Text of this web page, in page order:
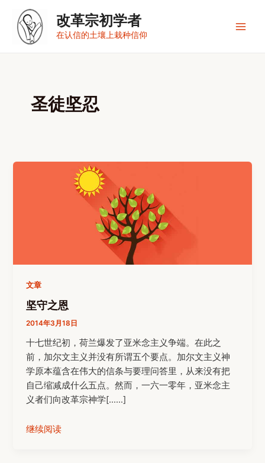
改革宗初学者
在认信的土壤上栽种信仰
圣徒坚忍
文章
坚守之恩
2014年3月18日
十七世纪初，荷兰爆发了亚米念主义争端。在此之
前，加尔文主义并没有所谓五个要点。加尔文主义神
学原本蕴含在伟大的信条与要理问答里，从来没有把
自己缩减成什么五点。然而，一六一零年，亚米念主
义者们向改革宗神学[……]
继续阅读